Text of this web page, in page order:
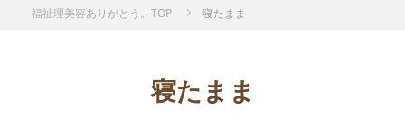
福祉理美容ありがとう。TOP 寝たまま
寝たまま